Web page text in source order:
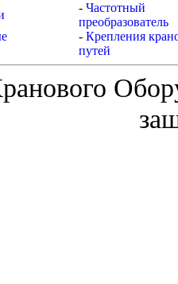
- Частотный
преобразователь
- Крепления
путей